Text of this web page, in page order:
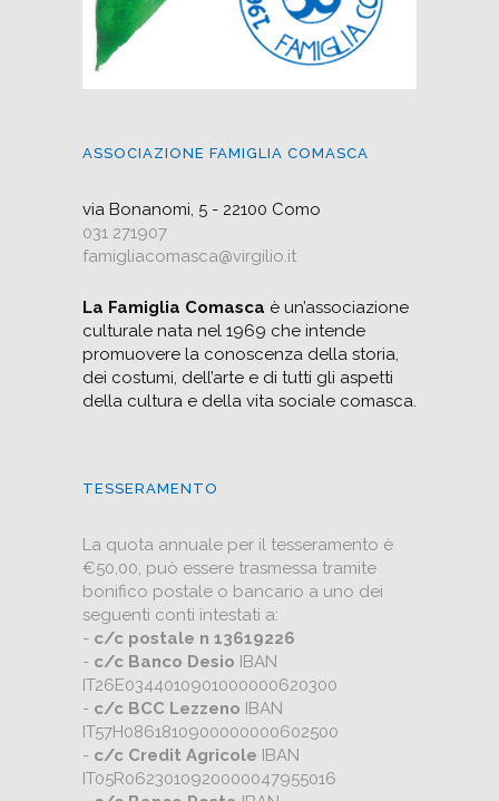
ASSOCIAZIONE FAMIGLIA COMASCA
via Bonanomi, 5 - 22100 Como
031 271907
famigliacomasca@virgilio.it
La Famiglia Comasca è un’associazione
culturale nata nel 1969 che intende
promuovere la conoscenza della storia,
dei costumi, dell’arte e di tutti gli aspetti
della cultura e della vita sociale comasca.
TESSERAMENTO
La quota annuale per il tesseramento è
€50,00, può essere trasmessa tramite
bonifico postale o bancario a uno dei
seguenti conti intestati a:
- c/c postale n 13619226
- c/c Banco Desio IBAN
IT26E0344010901000000620300
- c/c BCC Lezzeno IBAN
IT57H0861810900000000602500
- c/c Credit Agricole IBAN
IT05R0623010920000047955016